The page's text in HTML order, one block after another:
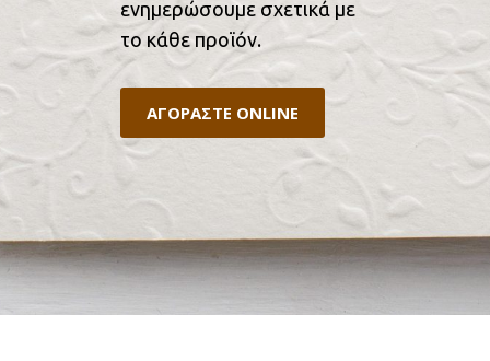
ενημερώσουμε σχετικά με
το κάθε προϊόν.
ΑΓΟΡΑΣΤΕ ONLINE